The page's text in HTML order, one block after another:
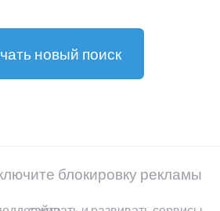
новый поиск
блокировку рекламы